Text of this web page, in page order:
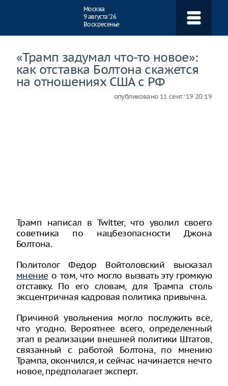
Москва
9 августа ‘26
Воскресенье
«Трамп задумал что-то новое»:
как отставка Болтона скажется
на отношениях США с РФ
опубликовано 11 сент. ‘19 20:19
Трамп написал в Twitter, что уволил своего
советника по нацбезопасности Джона
Болтона.
Политолог Федор Войтоловский высказал
мнение о том, что могло вызвать эту громкую
отставку. По его словам, для Трампа столь
эксцентричная кадровая политика привычна.
Причиной увольнения могло послужить все,
что угодно. Вероятнее всего, определенный
этап в реализации внешней политики Штатов,
связанный с работой Болтона, по мнению
Трампа, окончился, и сейчас начинается нечто
новое, предполагает эксперт.